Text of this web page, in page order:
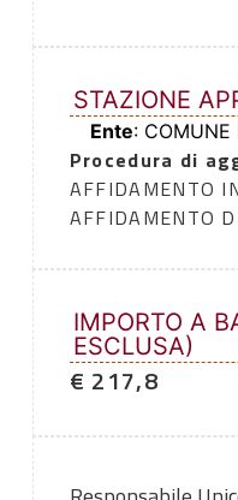
STAZIONE
Ente: COMUNE
Procedura di
AFFIDAMENTO
AFFIDAMENTO
IMPORTO A
ESCLUSA)
€ 217,8